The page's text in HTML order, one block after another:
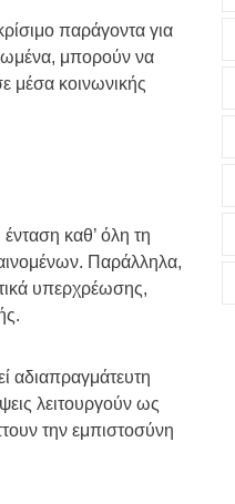
παράγοντα για
μπορούν να
μέσα κοινωνικής
καθ’ όλη τη
Παράλληλα,
υπερχρέωσης,
αδιαπραγμάτευτη
λειτουργούν ως
την εμπιστοσύνη